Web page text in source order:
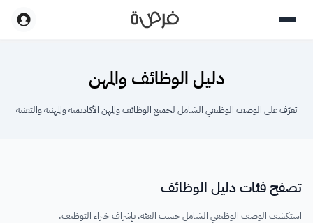
دليل الوظائف والمهن
تعرّف على الوصف الوظيفي الشامل لجميع الوظائف والمهن الأكاديمية والمهنية والتقنية
تصفح فئات دليل الوظائف
استكشف الوصف الوظيفي الشامل حسب الفئة، بإشراف خبراء التوظيف.